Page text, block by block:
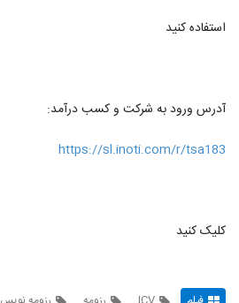
استفاده کنید
آدرس ورود به شرکت و کسب درآمد:
https://sl.inoti.com/r/tsa183
کلیک کنید